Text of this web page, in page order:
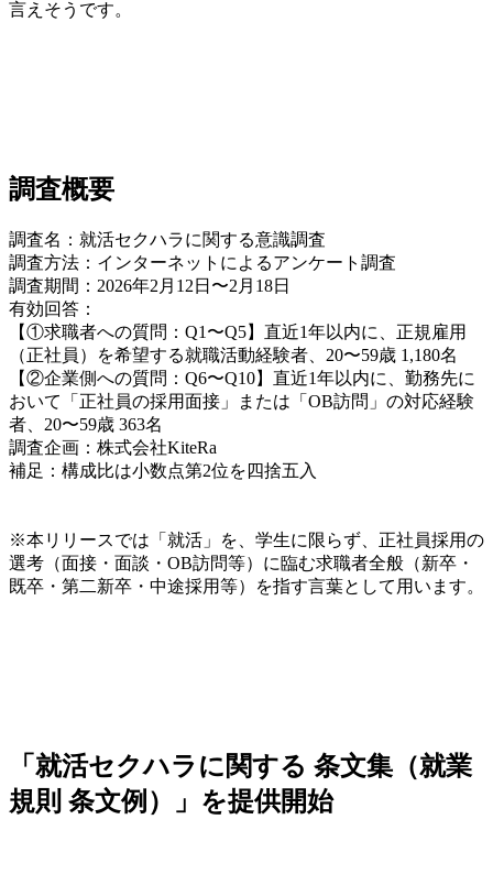
言えそうです。
調査概要
調査名：就活セクハラに関する意識調査
調査方法：インターネットによるアンケート調査
調査期間：2026年2月12日〜2月18日
有効回答：
【①求職者への質問：Q1〜Q5】直近1年以内に、正規雇用
（正社員）を希望する就職活動経験者、20〜59歳 1,180名
【②企業側への質問：Q6〜Q10】直近1年以内に、勤務先に
おいて「正社員の採用面接」または「OB訪問」の対応経験
者、20〜59歳 363名
調査企画：株式会社KiteRa
補足：構成比は小数点第2位を四捨五入
※本リリースでは「就活」を、学生に限らず、正社員採用の
選考（面接・面談・OB訪問等）に臨む求職者全般（新卒・
既卒・第二新卒・中途採用等）を指す言葉として用います。
「就活セクハラに関する 条文集（就業
規則 条文例）」を提供開始